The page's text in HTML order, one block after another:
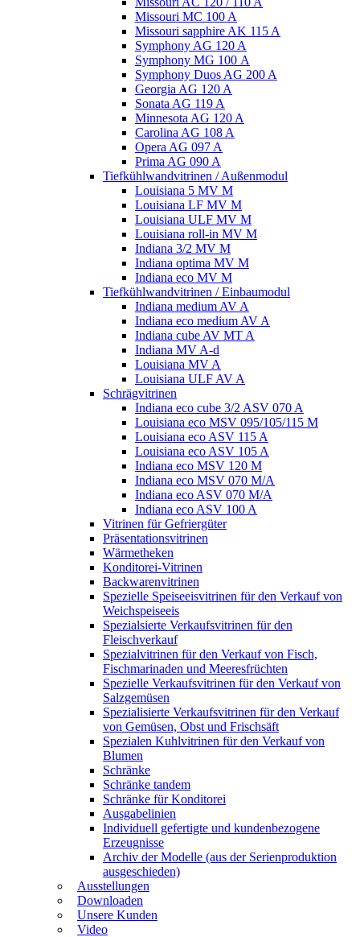
Missouri MC 100 A
Missouri sapphire AK 115 A
Symphony AG 120 A
Symphony MG 100 А
Symphony Duos AG 200 A
Georgia AG 120 A
Sonata AG 119 A
Minnesota AG 120 A
Carolina AG 108 A
Opera AG 097 A
Prima AG 090 A
Tiefkühlwandvitrinen / Außenmodul
Louisiana 5 MV M
Louisiana LF MV M
Louisiana ULF MV M
Louisiana roll-in MV M
Indiana 3/2 MV M
Indiana optima MV M
Indiana eco MV M
Tiefkühlwandvitrinen / Einbaumodul
Indiana medium AV A
Indiana eco medium AV A
Indiana cube AV MT A
Indiana MV A-d
Louisiana MV A
Louisiana ULF AV A
Schrägvitrinen
Indiana eco cube 3/2 ASV 070 A
Louisiana eco MSV 095/105/115 M
Louisiana eco ASV 115 A
Louisiana eco ASV 105 A
Indiana eco MSV 120 M
Indiana eco MSV 070 M/A
Indiana eco ASV 070 M/A
Indiana eco ASV 100 A
Vitrinen für Gefriergüter
Präsentationsvitrinen
Wärmetheken
Konditorei-Vitrinen
Backwarenvitrinen
Spezielle Speiseeisvitrinen für den Verkauf von
Weichspeiseeis
Spezialsierte Verkaufsvitrinen für den
Fleischverkauf
Spezialvitrinen für den Verkauf von Fisch,
Fischmarinaden und Meeresfrüchten
Spezielle Verkaufsvitrinen für den Verkauf von
Salzgemüsen
Spezialisierte Verkaufsvitrinen für den Verkauf
von Gemüsen, Obst und Frischsäft
Spezialen Kuhlvitrinen für den Verkauf von
Blumen
Schränke
Schränke tandem
Schränke für Konditorei
Ausgabelinien
Individuell gefertigte und kundenbezogene
Erzeugnisse
Archiv der Modelle (aus der Serienproduktion
ausgeschieden)
Ausstellungen
Downloaden
Unsere Kunden
Video